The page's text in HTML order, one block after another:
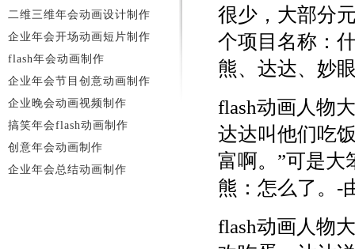
很少，大部分
个项目名称：
熊、达达、妙
flash动画人物
达达叫他们吃
富啊。”可是大
熊：怎么了。-
flash动画人物
二维三维年会动画设计制作
企业年会开场动画短片制作
flash年会动画制作
企业年会节目创意动画制作
企业晚会动画视频制作
搞笑年会flash动画制作
创意年会动画制作
企业年会总结动画制作